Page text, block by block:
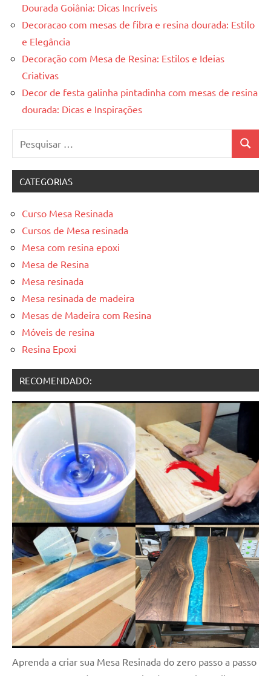
Dourada Goiânia: Dicas Incríveis
Decoracao com mesas de fibra e resina dourada: Estilo
e Elegância
Decoração com Mesa de Resina: Estilos e Ideias
Criativas
Decor de festa galinha pintadinha com mesas de resina
dourada: Dicas e Inspirações
CATEGORIAS
Curso Mesa Resinada
Cursos de Mesa resinada
Mesa com resina epoxi
Mesa de Resina
Mesa resinada
Mesa resinada de madeira
Mesas de Madeira com Resina
Móveis de resina
Resina Epoxi
RECOMENDADO:
Aprenda a criar sua Mesa Resinada do zero passo a passo